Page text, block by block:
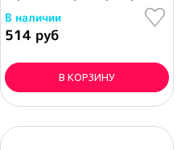
В наличии
514 руб
В КОРЗИНУ